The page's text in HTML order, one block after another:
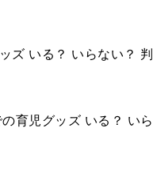
ズ いる？ いらない？ 判
育児グッズ いる？ いら